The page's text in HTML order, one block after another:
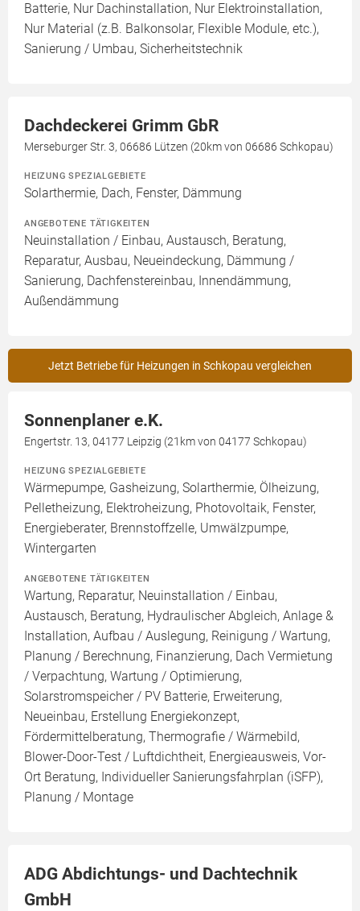
Batterie, Nur Dachinstallation, Nur Elektroinstallation,
Nur Material (z.B. Balkonsolar, Flexible Module, etc.),
Sanierung / Umbau, Sicherheitstechnik
Dachdeckerei Grimm GbR
Merseburger Str. 3, 06686 Lützen (20km von 06686 Schkopau)
HEIZUNG SPEZIALGEBIETE
Solarthermie, Dach, Fenster, Dämmung
ANGEBOTENE TÄTIGKEITEN
Neuinstallation / Einbau, Austausch, Beratung,
Reparatur, Ausbau, Neueindeckung, Dämmung /
Sanierung, Dachfenstereinbau, Innendämmung,
Außendämmung
Jetzt Betriebe für Heizungen in Schkopau vergleichen
Sonnenplaner e.K.
Engertstr. 13, 04177 Leipzig (21km von 04177 Schkopau)
HEIZUNG SPEZIALGEBIETE
Wärmepumpe, Gasheizung, Solarthermie, Ölheizung,
Pelletheizung, Elektroheizung, Photovoltaik, Fenster,
Energieberater, Brennstoffzelle, Umwälzpumpe,
Wintergarten
ANGEBOTENE TÄTIGKEITEN
Wartung, Reparatur, Neuinstallation / Einbau,
Austausch, Beratung, Hydraulischer Abgleich, Anlage &
Installation, Aufbau / Auslegung, Reinigung / Wartung,
Planung / Berechnung, Finanzierung, Dach Vermietung
/ Verpachtung, Wartung / Optimierung,
Solarstromspeicher / PV Batterie, Erweiterung,
Neueinbau, Erstellung Energiekonzept,
Fördermittelberatung, Thermografie / Wärmebild,
Blower-Door-Test / Luftdichtheit, Energieausweis, Vor-
Ort Beratung, Individueller Sanierungsfahrplan (iSFP),
Planung / Montage
ADG Abdichtungs- und Dachtechnik
GmbH